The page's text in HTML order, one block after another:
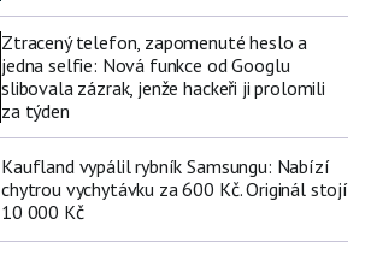
Ztracený telefon, zapomenuté heslo a
jedna selfie: Nová funkce od Googlu
slibovala zázrak, jenže hackeři ji prolomili
za týden
Kaufland vypálil rybník Samsungu: Nabízí
chytrou vychytávku za 600 Kč. Originál stojí
10 000 Kč